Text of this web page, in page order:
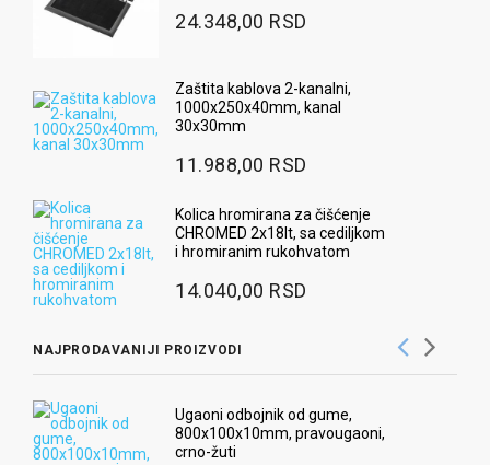
24.348,00 RSD
Zaštita kablova 2-kanalni,
1000x250x40mm, kanal
30x30mm
11.988,00 RSD
Kolica hromirana za čišćenje
CHROMED 2x18lt, sa cediljkom
i hromiranim rukohvatom
14.040,00 RSD
NAJPRODAVANIJI PROIZVODI
Ugaoni odbojnik od gume,
800x100x10mm, pravougaoni,
crno-žuti